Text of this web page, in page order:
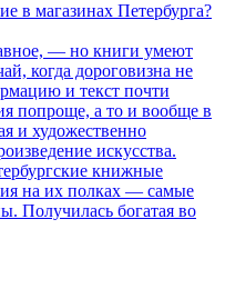
в магазинах Петербурга?
— но книги умеют
когда дороговизна не
и текст почти
попроще, а то и вообще в
и художественно
искусства.
книжные
на их полках — самые
Получилась богатая во